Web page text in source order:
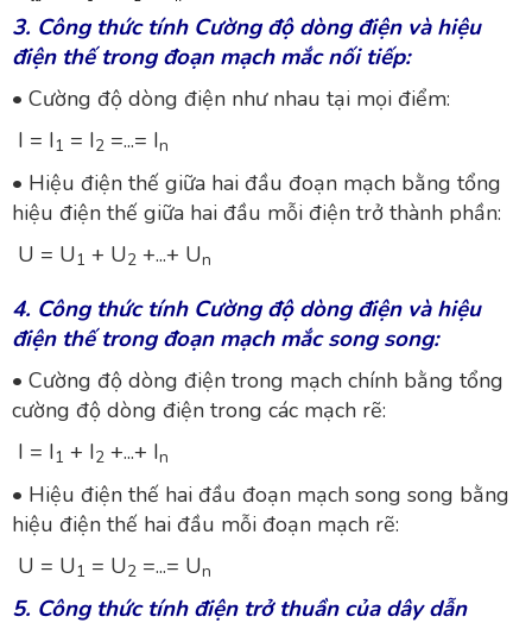
3. Công thức tính Cường độ dòng điện và hiệu
điện thế trong đoạn mạch mắc nối tiếp:
• Cường độ dòng điện như nhau tại mọi điểm:
I = I1 = I2 =...= In
• Hiệu điện thế giữa hai đầu đoạn mạch bằng tổng
hiệu điện thế giữa hai đầu mỗi điện trở thành phần:
U = U1 + U2 +...+ Un
4. Công thức tính Cường độ dòng điện và hiệu
điện thế trong đoạn mạch mắc song song:
• Cường độ dòng điện trong mạch chính bằng tổng
cường độ dòng điện trong các mạch rẽ:
I = I1 + I2 +...+ In
• Hiệu điện thế hai đầu đoạn mạch song song bằng
hiệu điện thế hai đầu mỗi đoạn mạch rẽ:
U = U1 = U2 =...= Un
5. Công thức tính điện trở thuần của dây dẫn